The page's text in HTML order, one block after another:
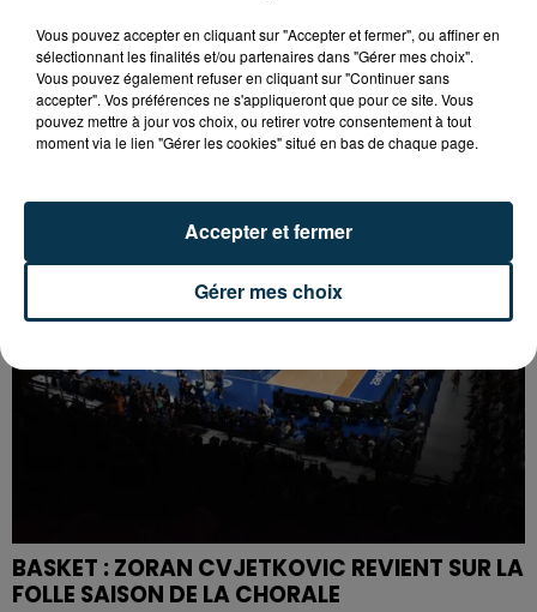
BASKET : LA CHORALE MAITRE DU DERBY DE LA
LOIRE
BASKET : ZORAN CVJETKOVIC REVIENT SUR LA
FOLLE SAISON DE LA CHORALE
Vous pouvez accepter en cliquant sur "Accepter et fermer", ou affiner en
sélectionnant les finalités et/ou partenaires dans "Gérer mes choix".
Vous pouvez également refuser en cliquant sur "Continuer sans
accepter". Vos préférences ne s'appliqueront que pour ce site. Vous
pouvez mettre à jour vos choix, ou retirer votre consentement à tout
moment via le lien "Gérer les cookies" situé en bas de chaque page.
Gérer mes choix
Accepter et fermer